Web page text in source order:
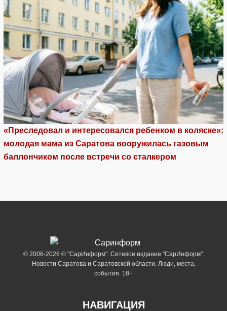
«Преследовал и интересовался ребенком в коляске»:
молодая мама из Саратова вооружилась газовым
баллончиком после встречи со сталкером
© 2006-2026 © "СарИнформ". Сетевое издание "СарИнформ".
Новости Саратова и Саратовской области. Люди, места,
события. 18+
НАВИГАЦИЯ